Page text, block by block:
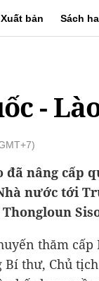
Xuất bản Sách
-
đã nâng cấp
nước tới
thăm
Bí thư, Chủ